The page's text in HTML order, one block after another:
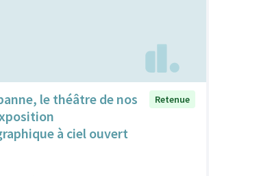
le théâtre de nos
à ciel ouvert
Retenue